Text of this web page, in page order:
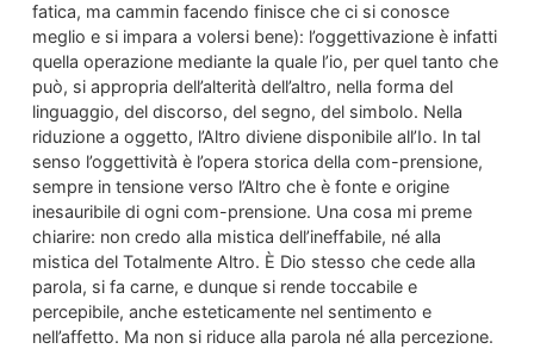
fatica, ma cammin facendo finisce che ci si conosce
meglio e si impara a volersi bene): l’oggettivazione è infatti
quella operazione mediante la quale l’io, per quel tanto che
può, si appropria dell’alterità dell’altro, nella forma del
linguaggio, del discorso, del segno, del simbolo. Nella
riduzione a oggetto, l’Altro diviene disponibile all’Io. In tal
senso l’oggettività è l’opera storica della com-prensione,
sempre in tensione verso l’Altro che è fonte e origine
inesauribile di ogni com-prensione. Una cosa mi preme
chiarire: non credo alla mistica dell’ineffabile, né alla
mistica del Totalmente Altro. È Dio stesso che cede alla
parola, si fa carne, e dunque si rende toccabile e
percepibile, anche esteticamente nel sentimento e
nell’affetto. Ma non si riduce alla parola né alla percezione.